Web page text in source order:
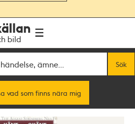
bild
Sök
vad som finns nära mig